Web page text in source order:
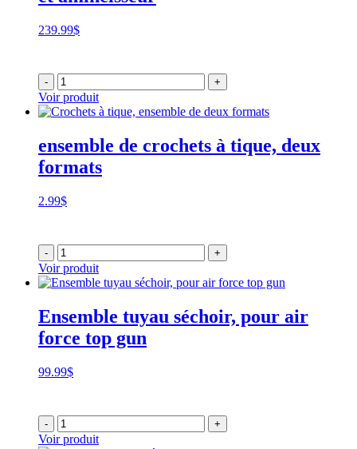
239.99$
- +
Voir produit
ensemble de crochets à tique, deux
formats
2.99$
- +
Voir produit
Ensemble tuyau séchoir, pour air
force top gun
99.99$
- +
Voir produit